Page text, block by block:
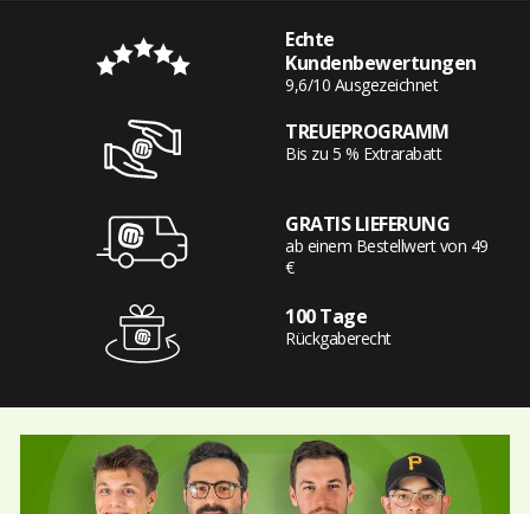
Echte
Kundenbewertungen
9,6/10 Ausgezeichnet
TREUEPROGRAMM
Bis zu 5 % Extrarabatt
GRATIS LIEFERUNG
ab einem Bestellwert von 49
€
100 Tage
Rückgaberecht